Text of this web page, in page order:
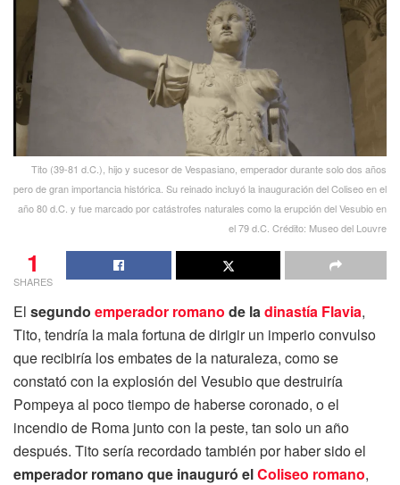
Tito (39-81 d.C.), hijo y sucesor de Vespasiano, emperador durante solo dos años
pero de gran importancia histórica. Su reinado incluyó la inauguración del Coliseo en el
año 80 d.C. y fue marcado por catástrofes naturales como la erupción del Vesubio en
el 79 d.C. Crédito: Museo del Louvre
1
SHARES
El segundo emperador romano de ladinastía Flavia,
Tito, tendría la mala fortuna de dirigir un imperio convulso
que recibiría los embates de la naturaleza, como se
constató con la explosión del Vesubio que destruiría
Pompeya al poco tiempo de haberse coronado, o el
incendio de Roma junto con la peste, tan solo un año
después. Tito sería recordado también por haber sido el
emperador romano que inauguró elColiseo romano,